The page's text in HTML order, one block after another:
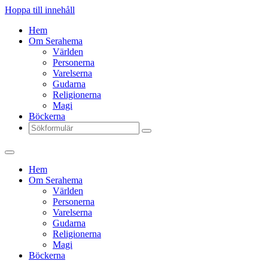
Hoppa till innehåll
Hem
Om Serahema
Världen
Personerna
Varelserna
Gudarna
Religionerna
Magi
Böckerna
Sök
Hem
Om Serahema
Världen
Personerna
Varelserna
Gudarna
Religionerna
Magi
Böckerna